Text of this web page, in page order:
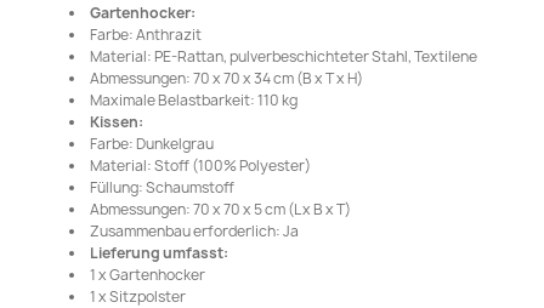
Gartenhocker:
Farbe: Anthrazit
Material: PE-Rattan, pulverbeschichteter Stahl, Textilene
Abmessungen: 70 x 70 x 34 cm (B x T x H)
Maximale Belastbarkeit: 110 kg
Kissen:
Farbe: Dunkelgrau
Material: Stoff (100% Polyester)
Füllung: Schaumstoff
Abmessungen: 70 x 70 x 5 cm (L x B x T)
Zusammenbau erforderlich: Ja
Lieferung umfasst:
1 x Gartenhocker
1 x Sitzpolster